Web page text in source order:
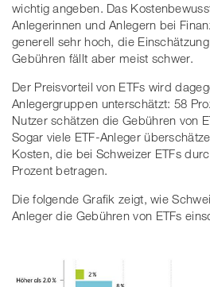
wichtig angeben. Das
Anlegerinnen und Anlegern bei
generell sehr hoch, die
Gebühren fällt aber meist schwer.
Der Preisvorteil von ETFs wird
Anlegergruppen unterschätzt: 58
Nutzer schätzen die Gebühren von
Sogar viele ETF-Anleger
Kosten, die bei Schweizer ETFs
Prozent betragen.
Die folgende Grafik zeigt, wie
Anleger die Gebühren von ETFs